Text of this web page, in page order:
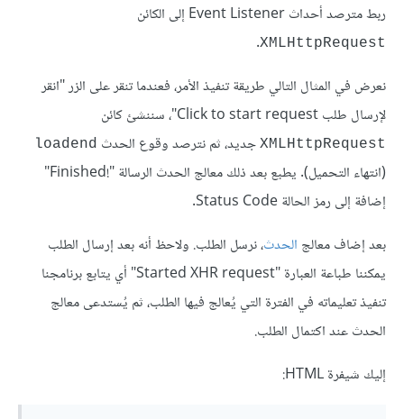
ربط مترصد أحداث Event Listener إلى الكائن
XMLHttpRequest
.
نعرض في المثال التالي طريقة تنفيذ اﻷمر، فعندما تنقر على الزر "انقر
ﻹرسال طلب Click to start request"، سننشئ كائن
XMLHttpRequest جديد، ثم نترصد وقوع الحدث loadend
(انتهاء التحميل). يطبع بعد ذلك معالج الحدث الرسالة "!Finished"
إضافة إلى رمز الحالة Status Code.
بعد إضاف معالج الحدث، نرسل الطلب. ولاحظ أنه بعد إرسال الطلب
يمكننا طباعة العبارة "Started XHR request" أي يتابع برنامجنا
تنفيذ تعليماته في الفترة التي يُعالج فيها الطلب، ثم يُستدعى معالج
الحدث عند اكتمال الطلب.
إليك شيفرة HTML: